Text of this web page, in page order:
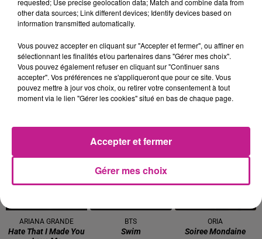
19h50
19h50
CORNEILLE FEAT. VITAA
19h48
19h48
EMMA R3HAB
ARIANA GRANDE
Hate That I Made You
19h37
19h37
BTS
Swim
ORIA
Soiree Mondaine
requested; Use precise geolocation data; Match and combine data from
other data sources; Link different devices; Identify devices based on
information transmitted automatically.
Vous pouvez accepter en cliquant sur "Accepter et fermer", ou affiner en
sélectionnant les finalités et/ou partenaires dans "Gérer mes choix".
Vous pouvez également refuser en cliquant sur "Continuer sans
accepter". Vos préférences ne s'appliqueront que pour ce site. Vous
pouvez mettre à jour vos choix, ou retirer votre consentement à tout
moment via le lien "Gérer les cookies" situé en bas de chaque page.
Gérer mes choix
Accepter et fermer